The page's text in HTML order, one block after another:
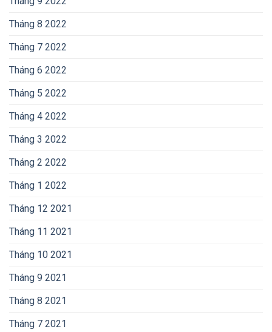
Tháng 8 2022
Tháng 7 2022
Tháng 6 2022
Tháng 5 2022
Tháng 4 2022
Tháng 3 2022
Tháng 2 2022
Tháng 1 2022
Tháng 12 2021
Tháng 11 2021
Tháng 10 2021
Tháng 9 2021
Tháng 8 2021
Tháng 7 2021